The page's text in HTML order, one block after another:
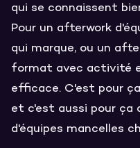
qui se connaissent
Pour un afterwork
qui marque, ou un
format avec activité
efficace. C'est pour
et c'est aussi pour ça
d'équipes mancelles